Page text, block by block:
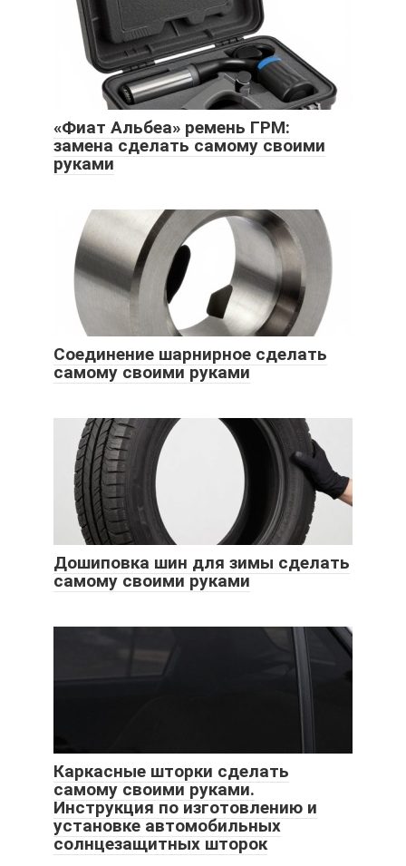
«Фиат Альбеа» ремень ГРМ:
замена сделать самому своими
руками
Соединение шарнирное сделать
самому своими руками
Дошиповка шин для зимы сделать
самому своими руками
Каркасные шторки сделать
самому своими руками.
Инструкция по изготовлению и
установке автомобильных
солнцезащитных шторок